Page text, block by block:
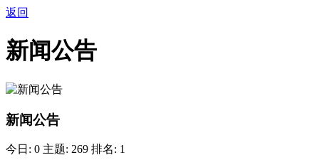
返回
新闻公告
新闻公告
今日: 0 主题: 269 排名: 1